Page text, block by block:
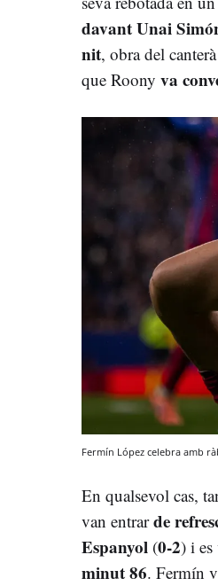
davant Unai
nit, obra del
que Roony va
Fermín López celebra amb
En qualsevol cas,
van entrarde
Espanyol (0-2) i es
minut 86. Fermín